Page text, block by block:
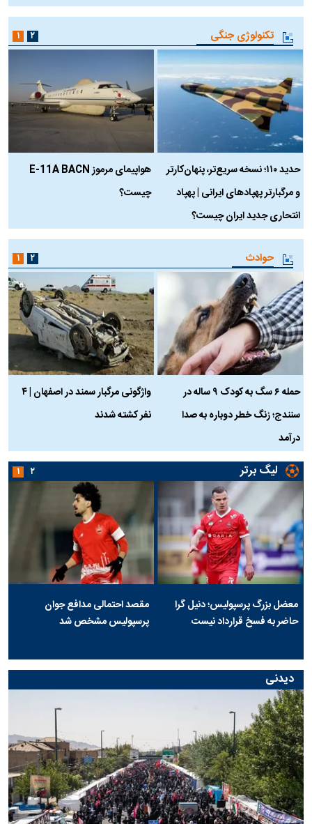
تکنولوژی جنگی
حدید ۱۱۰؛ نسخه سریع‌تر، پنهان‌کارتر
و مرگبارتر پهپادهای ایرانی | پهپاد
انتحاری جدید ایران چیست؟
هواپیمای مرموز E-11A BACN
چیست؟
۱ ۲
حوادث
حمله ۶ سگ به کودک ۹ ساله در
سنندج؛ زنگ خطر دوباره به صدا
درآمد
واژگونی مرگبار سمند در اصفهان | ۴
نفر کشته شدند
۱ ۲
لیگ برتر
معضل بزرگ پرسپولیس؛ دنیل گرا
حاضر به فسخ قرارداد نیست
مقصد احتمالی مدافع جوان
پرسپولیس مشخص شد
۱ ۲
دیدنی